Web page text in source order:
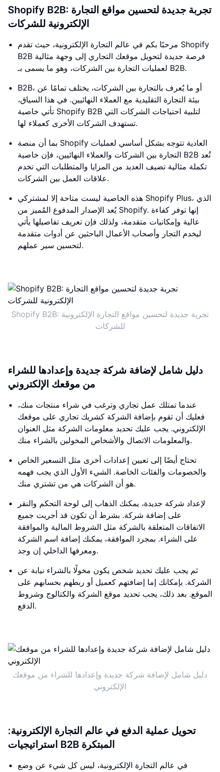
Shopify B2B: تجربة جديدة لتحسين مواقع التجارة
الإلكترونية للشركات
مرحبًا بكم في عالم التجارة الإلكترونية، حيث تقدم Shopify
B2B فرصة جديدة لتحويل موقعك التجاري إلى وجهة مثالية
لعمليات التجارة بين الشركات، وهو ما يسمى بـ B2B.
B2B، أو ما يُعرف بالتجارة بين الشركات، يختلف تمامًا عن
بيئة التجارة التقليدية مع العملاء النهائيين. في هذا السياق،
تأتي خاصية Shopify B2B لتلبية احتياجات الشركات التي
تستهدف الشركات الأخرى كعملاء لها.
بما أن منصة Shopify العادية تتوجه بشكل أساسي لعمليات
التجارة بين الشركات والعملاء النهائيين، فإن خاصية B2B تُعد
تكملة مثالية تضيف العديد من المزايا والمتطلبات التي تخدم
علاقات العمل بين الشركات.
هذه الخاصية ليست متاحة إلا لمشتركي Shopify Plus، الذي
يُعد الإصدار المدفوع المُميز من Shopify. إنها توفر كفاءة
عالية وإمكانيات متقدمة، ولذلك فإن تعريف تفاصيلها يأتي
ليخدم التجار وأصحاب الأعمال الباحثين عن أدوات متقدمة
لتحسين سير عملهم.
Shopify B2B: تجربة جديدة لتحسين مواقع التجارة الإلكترونية
للشركات
دليل شامل لإضافة شركة جديدة وإعدادها للشراء
من موقعك الإلكتروني
عندما تمتلك عمل تجاري وترغب في شراء منتجات منك،
فعليك أن تقوم بإضافة الشركة كشريك تجاري على موقعك
الإلكتروني. يجب عليك تحديد معلومات الشركة مثل العنوان
والمعلومات الاتصال والأشخاص المخولين بالشراء منك.
تحتاج أيضًا إلى تعيين إعدادات أخرى مثل التسعير الخاص
والخصومات والفئات الخاصة. الشيء الأول الذي يجب فهمه
هو أن الشركات هي من تشتري منك.
لإعداد شركة جديدة، يمكنك الذهاب إلى لوحة التحكم والنقر
على إضافة شركة. بشرط أن تكون قد أجريت جميع
الاتفاقات المتعلقة بالشركة مثل الشروط المالية والموافقة
على الشراء. بمجرد الموافقة، يمكنك إضافة اسم الشركة
ومعرفها الداخلي إن وجد.
ثم يجب عليك تحديد شخص يكون مخولًا بالشراء نيابة عن
الشركة. بإمكانك إما إضافتهم كعميل أو ربطهم بحسابهم على
الموقع. بعد ذلك، يجب تحديد موقع الشركة والكتالوج وشروط
الدفع.
دليل شامل لإضافة شركة جديدة وإعدادها للشراء من موقعك
الإلكتروني
تحويل عملية الدفع في عالم التجارة الإلكترونية:
استراتيجيات B2B المبتكرة
في عالم التجارة الإلكترونية، ليس كل شيء عن وضع